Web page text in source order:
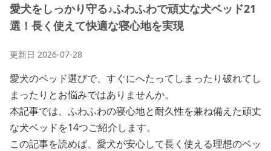
愛犬をしっかり守る♪ふわふわで頑丈な犬ベッド21
選！長く使えて快適な寝心地を実現
更新日 2026-07-28
愛犬のベッド選びで、すぐにへたってしまったり破れてし
まったりとお悩みではありませんか。
本記事では、ふわふわの寝心地と耐久性を兼ね備えた頑丈
な犬ベッドを14つご紹介します。
この記事を読めば、愛犬が安心して長く使える理想のベッ